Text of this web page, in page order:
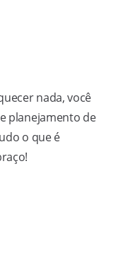
nada, você
planejamento de
o que é